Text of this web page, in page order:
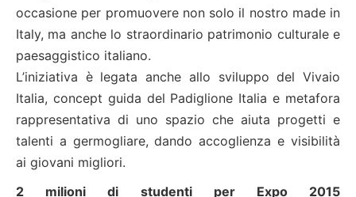
occasione per promuovere non solo il nostro made in
Italy, ma anche lo straordinario patrimonio culturale e
paesaggistico italiano.
L’iniziativa è legata anche allo sviluppo del Vivaio
Italia, concept guida del Padiglione Italia e metafora
rappresentativa di uno spazio che aiuta progetti e
talenti a germogliare, dando accoglienza e visibilità
ai giovani migliori.
2 milioni di studenti per Expo 2015